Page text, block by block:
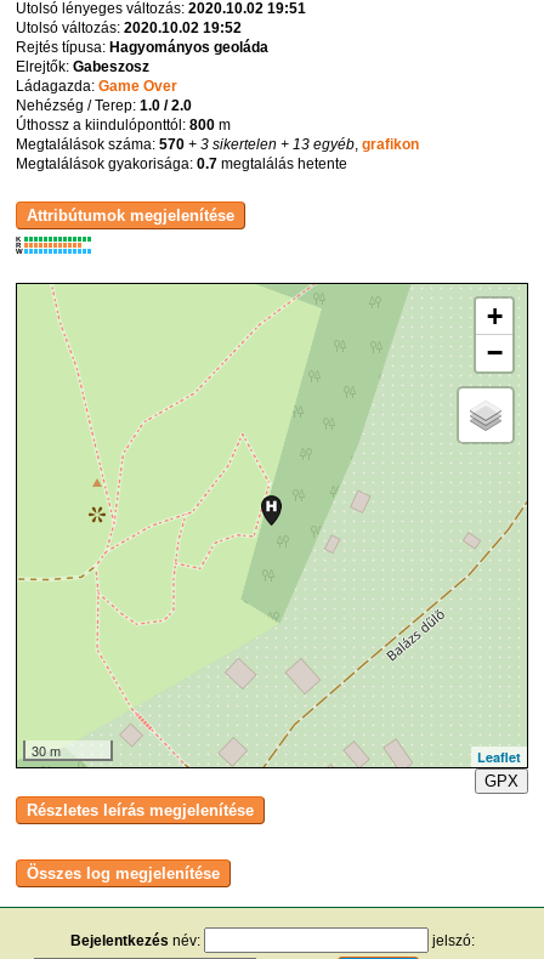
Utolsó lényeges változás:2020.10.02 19:51
Utolsó változás:2020.10.02 19:52
Rejtés típusa:Hagyományos geoláda
Elrejtők:Gabeszosz
Ládagazda:Game Over
Nehézség / Terep:1.0 / 2.0
Úthossz a kiindulóponttól:800 m
Megtalálások száma:570 + 3 sikertelen + 13 egyéb ,grafikon
Megtalálások gyakorisága:0.7 megtalálás hetente
K
R
W
+
−
30 m
Leaflet
GPX
Bejelentkezés név: jelszó: